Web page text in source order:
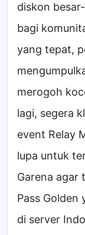
diskon
bagi
yang tepat,
merogoh
lagi, segera
event Relay
lupa untuk
Garena agar
Pass Golden
di server